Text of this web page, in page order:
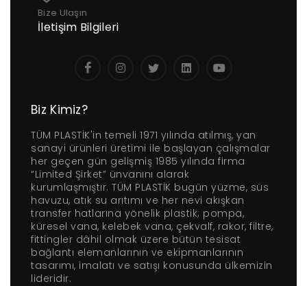
Bize Ulaşın
İletişim Bilgileri
Biz Kimiz?
TÜM PLASTİK'in temeli 1971 yılında atılmış, yan
sanayi ürünleri üretimi ile başlayan çalışmalar
her geçen gün gelişmiş 1985 yılında firma
“Limited Şirket” ünvanını alarak
kurumlaşmıştır. TÜM PLASTİK bugün yüzme, süs
havuzu, atık su arıtımı ve her nevi akışkan
transfer hatlarına yönelik plastik; pompa,
küresel vana, kelebek vana, çekvalf, rakor, filtre,
fittingler dâhil olmak üzere bütün tesisat
bağlantı elemanlarının ve ekipmanlarının
tasarımı, imalatı ve satışı konusunda ülkemizin
lideridir.